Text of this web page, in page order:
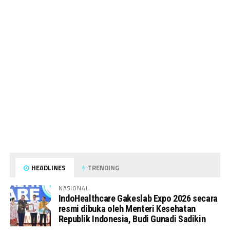
HEADLINES TRENDING
NASIONAL
IndoHealthcare Gakeslab Expo 2026 secara
resmi dibuka oleh Menteri Kesehatan
Republik Indonesia, Budi Gunadi Sadikin